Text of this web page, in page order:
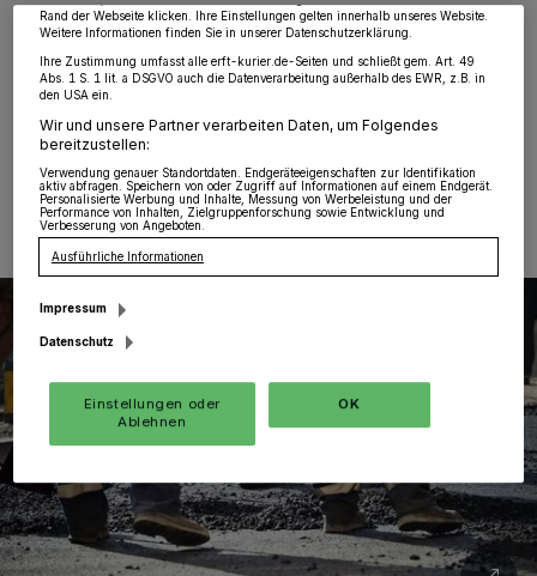
Neurath·Ab heute wird dieEinmündung K39/Zur
Mühlen-Erft/Auffahrt L116 in Grevenbroich
von Straßenbauarbeiten vollständig gesperrt.
07.10.2024 , 11:49 Uhr Eine Minute Lesezeit
Rand der Webseite klicken. Ihre Einstellungen gelten innerhalb unseres Website.
Weitere Informationen finden Sie in unserer Datenschutzerklärung.
Ihre Zustimmung umfasst alle erft-kurier.de-Seiten und schließt gem. Art. 49
Abs. 1 S. 1 lit. a DSGVO auch die Datenverarbeitung außerhalb des EWR, z.B. in
den USA ein.
Wir und unsere Partner verarbeiten Daten, um Folgendes
bereitzustellen:
Verwendung genauer Standortdaten. Endgeräteeigenschaften zur Identifikation
aktiv abfragen. Speichern von oder Zugriff auf Informationen auf einem Endgerät.
Personalisierte Werbung und Inhalte, Messung von Werbeleistung und der
Performance von Inhalten, Zielgruppenforschung sowie Entwicklung und
Verbesserung von Angeboten.
Ausführliche Informationen
Impressum
Datenschutz
Einstellungen oder
Ablehnen
OK